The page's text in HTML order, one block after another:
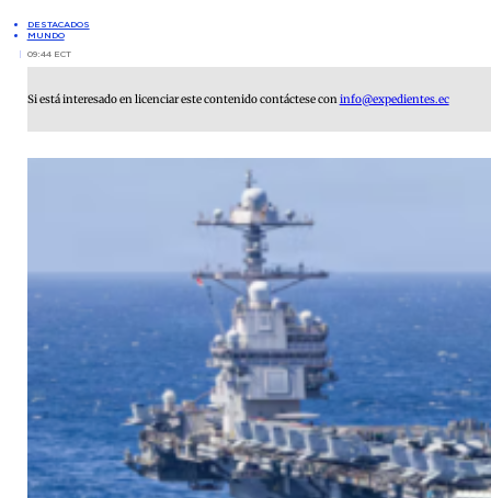
DESTACADOS
MUNDO
09:44 ECT
Si está interesado en licenciar este contenido contáctese con info@expedientes.ec